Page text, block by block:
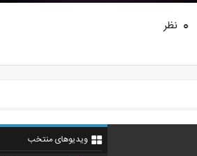
0 نظر
ویدیوهای منتخب